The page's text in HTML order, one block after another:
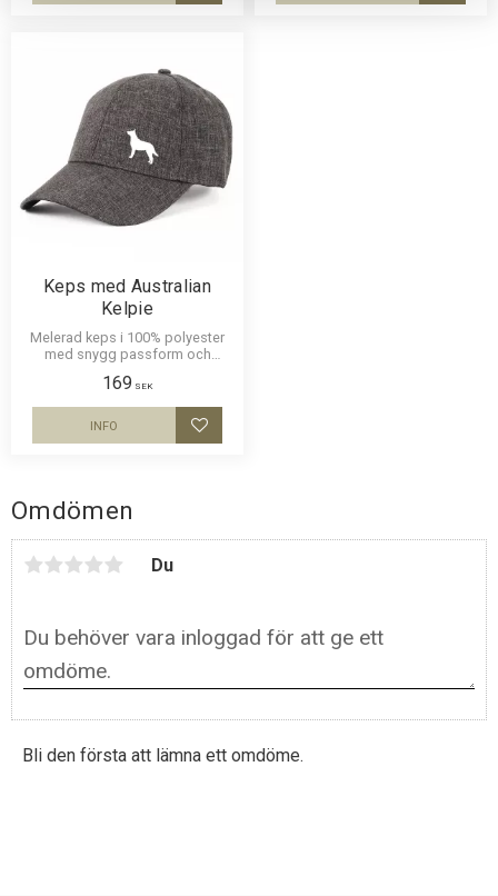
Omdömen
Du
Bli den första att lämna ett omdöme.
Keps med Australian
Kelpie
Melerad keps i 100% polyester
med snygg passform och
Australian Kelpie
169 SEK
Lägg till i favoriter
INFO